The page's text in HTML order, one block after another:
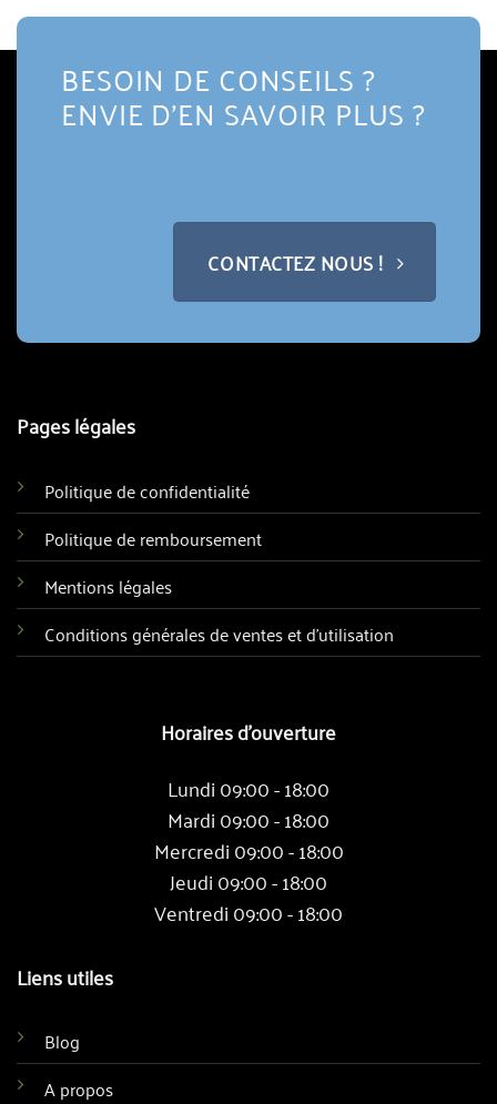
BESOIN DE CONSEILS ?
ENVIE D'EN SAVOIR PLUS ?
CONTACTEZ NOUS !
Pages légales
Politique de confidentialité
Politique de remboursement
Mentions légales
Conditions générales de ventes et d'utilisation
Horaires d'ouverture
Lundi 09:00 - 18:00
Mardi 09:00 - 18:00
Mercredi 09:00 - 18:00
Jeudi 09:00 - 18:00
Ventredi 09:00 - 18:00
Liens utiles
Blog
A propos